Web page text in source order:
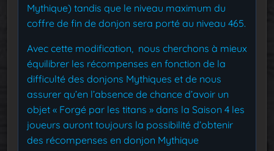
Mythique) tandis que le niveau maximum du
coffre de fin de donjon sera porté au niveau 465.
Avec cette modification, nous cherchons à mieux
équilibrer les récompenses en fonction de la
difficulté des donjons Mythiques et de nous
assurer qu’en l’absence de chance d’avoir un
objet « Forgé par les titans » dans la Saison 4 les
joueurs auront toujours la possibilité d’obtenir
des récompenses en donjon Mythique